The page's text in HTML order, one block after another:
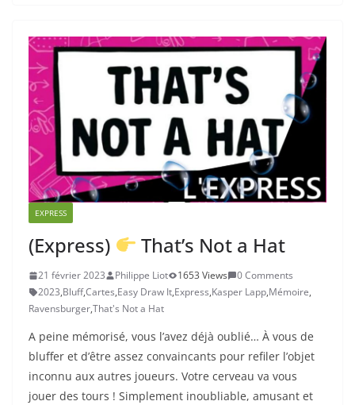
EXPRESS
(Express) That’s Not a Hat
21 février 2023 Philippe Liot 1653 Views
0 Comments
2023,Bluff,Cartes,Easy Draw It,Express,Kasper Lapp,Mémoire,
Ravensburger,That's Not a Hat
A peine mémorisé, vous l’avez déjà oublié… À vous de
bluffer et d’être assez convaincants pour refiler l’objet
inconnu aux autres joueurs. Votre cerveau va vous
jouer des tours ! Simplement inoubliable, amusant et